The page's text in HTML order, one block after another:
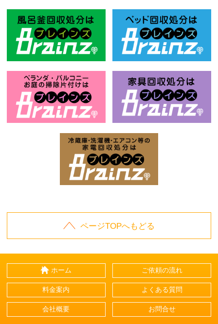
ページTOPへもどる
ホーム ご依頼の流れ
料金案内 よくある質問
会社概要 お問合せ